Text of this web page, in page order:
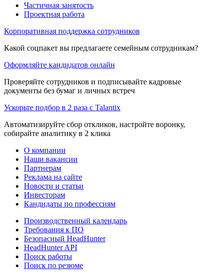
Частичная занятость
Проектная работа
Корпоративная поддержка сотрудников
Какой соцпакет вы предлагаете семейным сотрудникам?
Оформляйте кандидатов онлайн
Проверяйте сотрудников и подписывайте кадровые
документы без бумаг и личных встреч
Ускорьте подбор в 2 раза с Talantix
Автоматизируйте сбор откликов, настройте воронку,
собирайте аналитику в 2 клика
О компании
Наши вакансии
Партнерам
Реклама на сайте
Новости и статьи
Инвесторам
Кандидаты по профессиям
Производственный календарь
Требования к ПО
Безопасный HeadHunter
HeadHunter API
Поиск работы
Поиск по резюме